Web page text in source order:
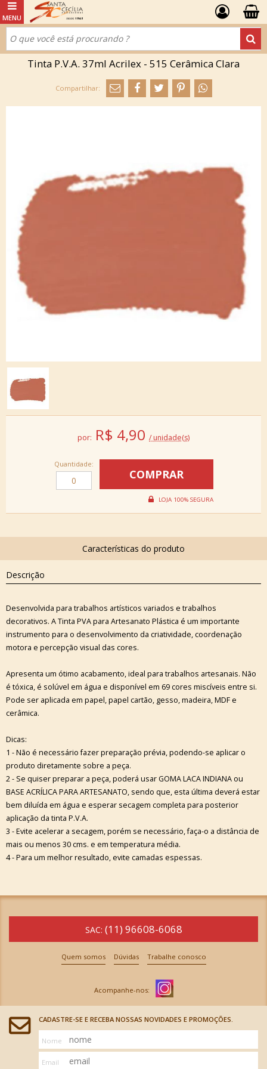
Tinta P.V.A. 37ml Acrilex - 515 Cerâmica Clara
por: R$ 4,90 / unidade(s)
Quantidade:
Descrição
Desenvolvida para trabalhos artísticos variados e trabalhos
decorativos. A Tinta PVA para Artesanato Plástica é um importante
instrumento para o desenvolvimento da criatividade, coordenação
motora e percepção visual das cores.
Apresenta um ótimo acabamento, ideal para trabalhos artesanais. Não
é tóxica, é solúvel em água e disponível em 69 cores miscíveis entre si.
Pode ser aplicada em papel, papel cartão, gesso, madeira, MDF e
cerâmica.
Dicas:
1 - Não é necessário fazer preparação prévia, podendo-se aplicar o
produto diretamente sobre a peça.
2 - Se quiser preparar a peça, poderá usar GOMA LACA INDIANA ou
BASE ACRÍLICA PARA ARTESANATO, sendo que, esta última deverá estar
bem diluída em água e esperar secagem completa para posterior
aplicação da tinta P.V.A.
3 - Evite acelerar a secagem, porém se necessário, faça-o a distância de
mais ou menos 30 cms. e em temperatura média.
4 - Para um melhor resultado, evite camadas espessas.
SAC: (11) 96608-6068
Quem somos Dúvidas Trabalhe conosco
CADASTRE-SE E RECEBA NOSSAS NOVIDADES E PROMOÇÕES.
Nome
Email